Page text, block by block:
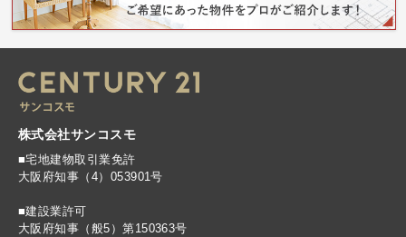
株式会社サンコスモ
■宅地建物取引業免許
大阪府知事（4）053901号
■建設業許可
大阪府知事（般5）第150363号